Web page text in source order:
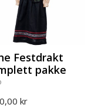
Festdrakt
pakke
kr